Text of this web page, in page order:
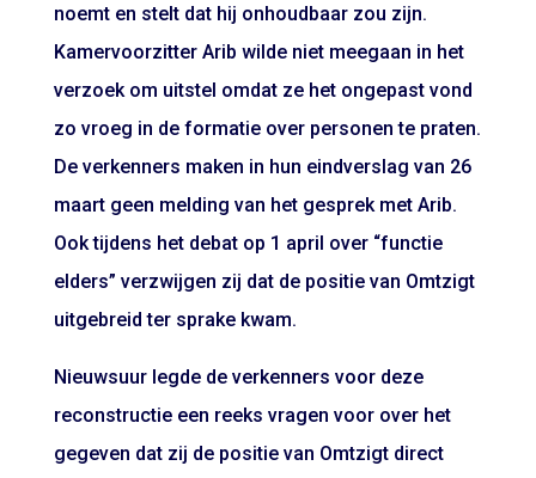
noemt en stelt dat hij onhoudbaar zou zijn.
Kamervoorzitter Arib wilde niet meegaan in het
verzoek om uitstel omdat ze het ongepast vond
zo vroeg in de formatie over personen te praten.
De verkenners maken in hun eindverslag van 26
maart geen melding van het gesprek met Arib.
Ook tijdens het debat op 1 april over “functie
elders” verzwijgen zij dat de positie van Omtzigt
uitgebreid ter sprake kwam.
Nieuwsuur legde de verkenners voor deze
reconstructie een reeks vragen voor over het
gegeven dat zij de positie van Omtzigt direct